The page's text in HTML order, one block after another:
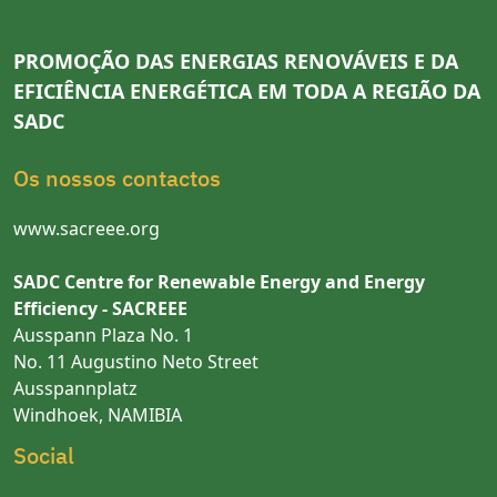
PROMOÇÃO DAS ENERGIAS RENOVÁVEIS E DA
EFICIÊNCIA ENERGÉTICA EM TODA A REGIÃO DA
SADC
Os nossos contactos
www.sacreee.org
SADC Centre for Renewable Energy and Energy
Efficiency - SACREEE
Ausspann Plaza No. 1
No. 11 Augustino Neto Street
Ausspannplatz
Windhoek, NAMIBIA
Social